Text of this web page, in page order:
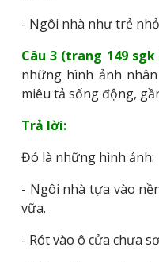
- Ngôi nhà như trẻ
Câu 3 (trang 149
những hình ảnh
miêu tả sống động,
Trả lời:
Đó là những hình ảnh:
- Ngôi nhà tựa vào
vữa.
- Rót vào ô cửa chưa